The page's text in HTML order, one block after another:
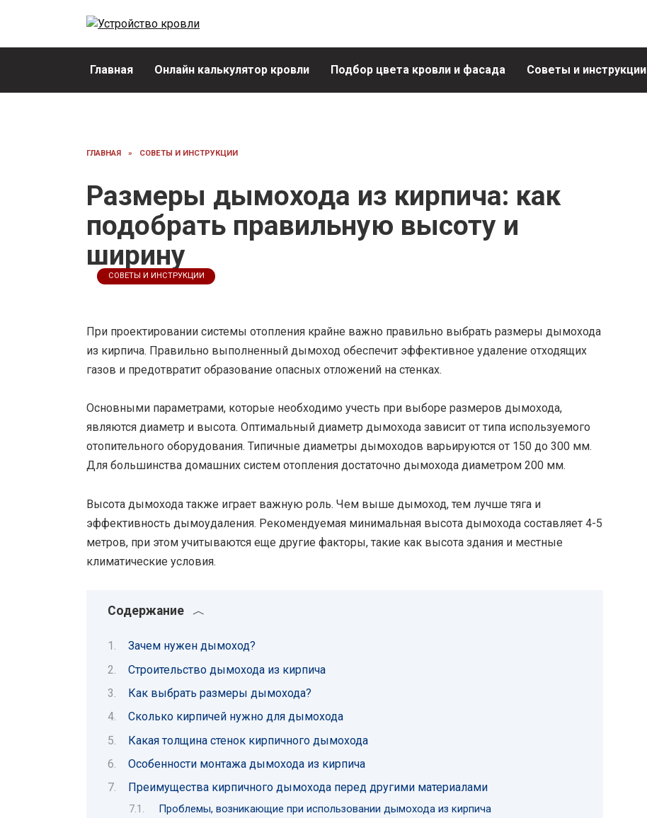
Главная Онлайн калькулятор кровли Подбор цвета кровли и фасада Советы и инструкции
ГЛАВНАЯ » СОВЕТЫ И ИНСТРУКЦИИ
Размеры дымохода из кирпича: как
подобрать правильную высоту и
ширину
СОВЕТЫ И ИНСТРУКЦИИ
При проектировании системы отопления крайне важно правильно выбрать размеры дымохода
из кирпича. Правильно выполненный дымоход обеспечит эффективное удаление отходящих
газов и предотвратит образование опасных отложений на стенках.
Основными параметрами, которые необходимо учесть при выборе размеров дымохода,
являются диаметр и высота. Оптимальный диаметр дымохода зависит от типа используемого
отопительного оборудования. Типичные диаметры дымоходов варьируются от 150 до 300 мм.
Для большинства домашних систем отопления достаточно дымохода диаметром 200 мм.
Высота дымохода также играет важную роль. Чем выше дымоход, тем лучше тяга и
эффективность дымоудаления. Рекомендуемая минимальная высота дымохода составляет 4-5
метров, при этом учитываются еще другие факторы, такие как высота здания и местные
климатические условия.
Содержание
Зачем нужен дымоход?
Строительство дымохода из кирпича
Как выбрать размеры дымохода?
Сколько кирпичей нужно для дымохода
Какая толщина стенок кирпичного дымохода
Особенности монтажа дымохода из кирпича
Преимущества кирпичного дымохода перед другими материалами
Проблемы, возникающие при использовании дымохода из кирпича